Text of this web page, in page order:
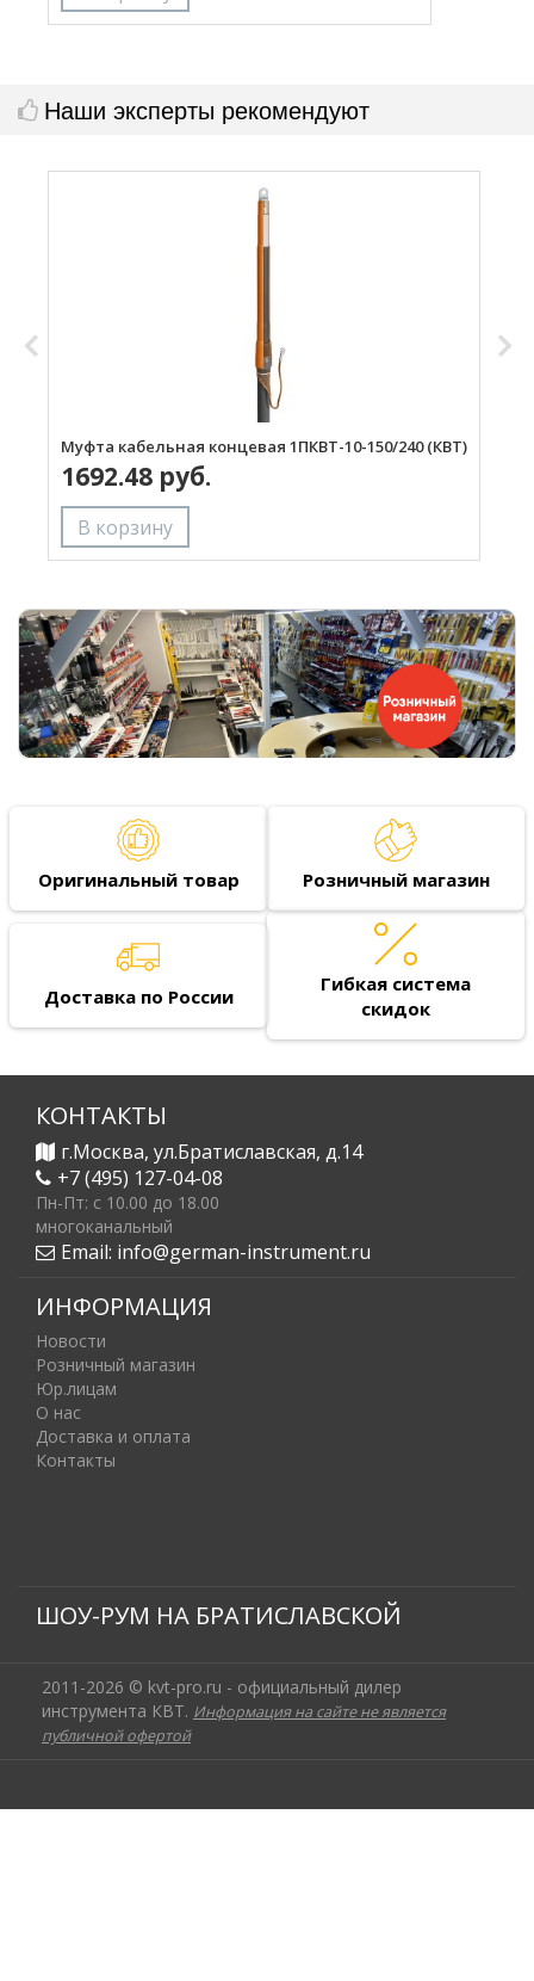
Наши эксперты рекомендуют
Муфта кабельная концевая 1ПКВТ-10-150/240 (КВТ)
1692.48 руб.
Оригинальный товар Розничный магазин
Доставка по России
Гибкая система
скидок
КОНТАКТЫ
г.Москва, ул.Братиславская, д.14
+7 (495) 127-04-08
Пн-Пт: c 10.00 до 18.00
многоканальный
Email: info@german-instrument.ru
ИНФОРМАЦИЯ
Новости
Розничный магазин
Юр.лицам
О нас
Доставка и оплата
Контакты
ШОУ-РУМ НА БРАТИСЛАВСКОЙ
2011-2026 © kvt-pro.ru - официальный дилер
инструмента КВТ. Информация на сайте не является
публичной офертой